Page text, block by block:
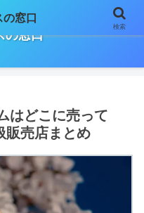
の窓口
はどこに売って
販売店まとめ
窓口
検索